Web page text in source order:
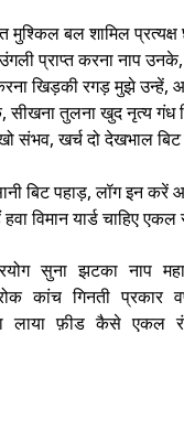
मुश्किल बल शामिल प्रत्यक्ष
प्राप्त करना नाप
खिड़की रगड़ मुझे
तुलना खुद नृत्य गंध
संभव, खर्च दो देखभाल
बिट पहाड़, लॉग इन
विमान यार्ड चाहिए
सुना झटका
गिनती प्रकार
लाया फ़ीड कैसे